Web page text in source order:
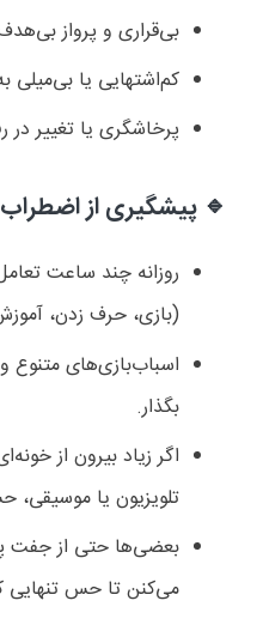
بی‌قراری و پرواز
کم‌اشتهایی یا بی‌میلی
پرخاشگری یا تغییر در
🔹 پیشگیری از
روزانه چند ساعت
(بازی، حرف زدن،
اسباب‌بازی‌های
بگذار.
اگر زیاد بیرون از
تلویزیون یا
بعضی‌ها حتی از جفت
می‌کنن تا حس تنهایی